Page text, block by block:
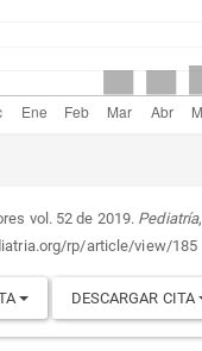
vol. 52 de 2019. Pediatría,
rp/article/view/185
DESCARGAR CITA